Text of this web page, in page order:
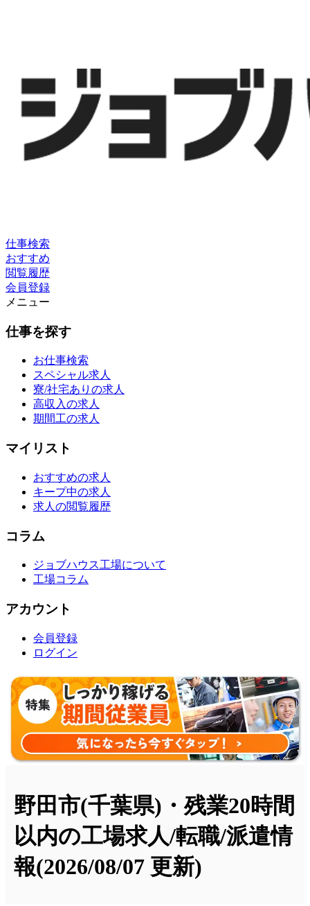
仕事検索
おすすめ
閲覧履歴
会員登録
メニュー
仕事を探す
お仕事検索
スペシャル求人
寮/社宅ありの求人
高収入の求人
期間工の求人
マイリスト
おすすめの求人
キープ中の求人
求人の閲覧履歴
コラム
ジョブハウス工場について
工場コラム
アカウント
会員登録
ログイン
野田市(千葉県)・残業20時間
以内の工場求人/転職/派遣情
報(2026/08/07 更新)